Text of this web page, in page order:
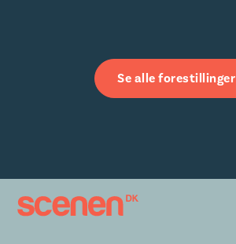
Se alle forestillinger